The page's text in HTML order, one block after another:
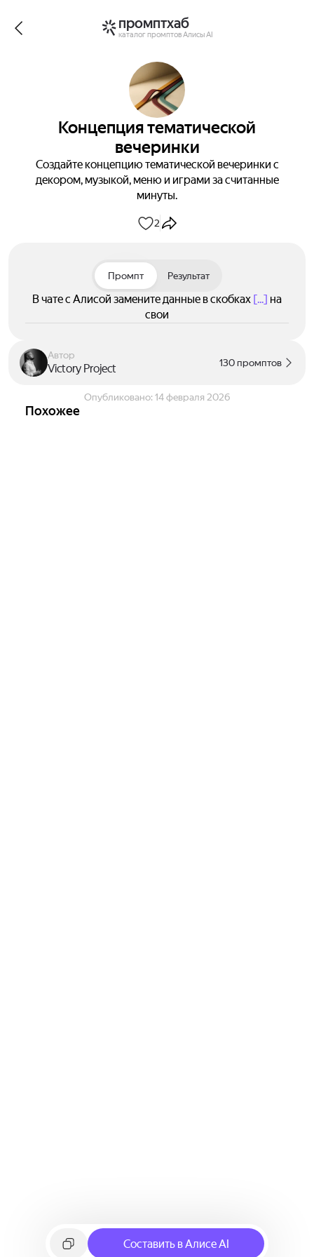
промптхаб
каталог промптов Алисы AI
Концепция тематической
вечеринки
Создайте концепцию тематической вечеринки с
декором, музыкой, меню и играми за считанные
минуты.
2
Промпт Результат
В чате с Алисой замените данные в скобках [...] на
свои
Автор
Victory Project 130 промптов
Опубликовано: 14 февраля 2026
Похожее
Составить в Алисе AI